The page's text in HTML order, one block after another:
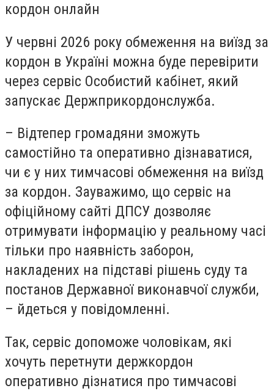
кордон онлайн
У червні 2026 року обмеження на виїзд за
кордон в Україні можна буде перевірити
через сервіс Особистий кабінет, який
запускає Держприкордонслужба.
– Відтепер громадяни зможуть
самостійно та оперативно дізнаватися,
чи є у них тимчасові обмеження на виїзд
за кордон. Зауважимо, що сервіс на
офіційному сайті ДПСУ дозволяє
отримувати інформацію у реальному часі
тільки про наявність заборон,
накладених на підставі рішень суду та
постанов Державної виконавчої служби,
– йдеться у повідомленні.
Так, сервіс допоможе чоловікам, які
хочуть перетнути держкордон
оперативно дізнатися про тимчасові